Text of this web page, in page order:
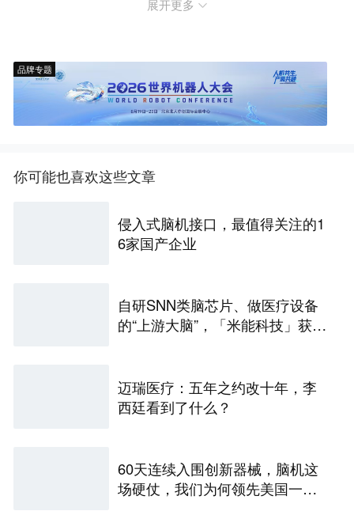
展开更多
品牌专题
你可能也喜欢这些文章
侵入式脑机接口，最值得关注的1
6家国产企业
自研SNN类脑芯片、做医疗设备
的“上游大脑”，「米能科技」获数
迈瑞医疗：五年之约改十年，李
西廷看到了什么？
60天连续入围创新器械，脑机这
场硬仗，我们为何领先美国一个